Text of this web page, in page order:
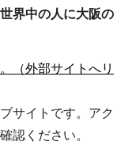
界中の人に大阪の
（外部サイトへリ
サイトです。アク
認ください。